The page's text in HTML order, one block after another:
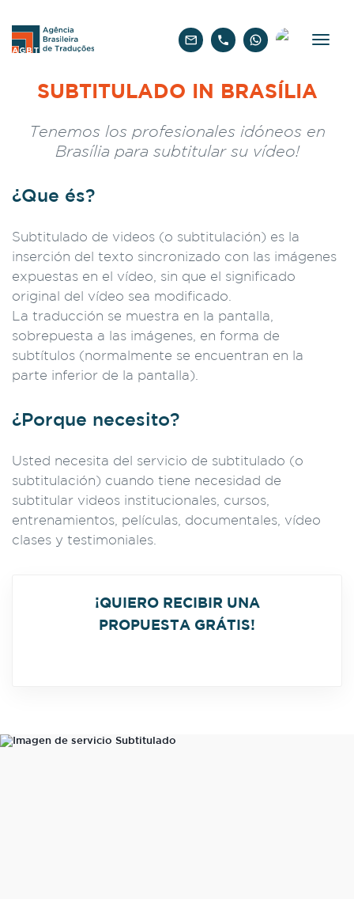
SUBTITULADO IN BRASÍLIA
Tenemos los profesionales idóneos en
Brasília para subtitular su vídeo!
¿Que és?
Subtitulado de videos (o subtitulación) es la
inserción del texto sincronizado con las imágenes
expuestas en el vídeo, sin que el significado
original del vídeo sea modificado.
La traducción se muestra en la pantalla,
sobrepuesta a las imágenes, en forma de
subtítulos (normalmente se encuentran en la
parte inferior de la pantalla).
¿Porque necesito?
Usted necesita del servicio de subtitulado (o
subtitulación) cuando tiene necesidad de
subtitular videos institucionales, cursos,
entrenamientos, películas, documentales, vídeo
clases y testimoniales.
¡QUIERO RECIBIR UNA
PROPUESTA GRÁTIS!